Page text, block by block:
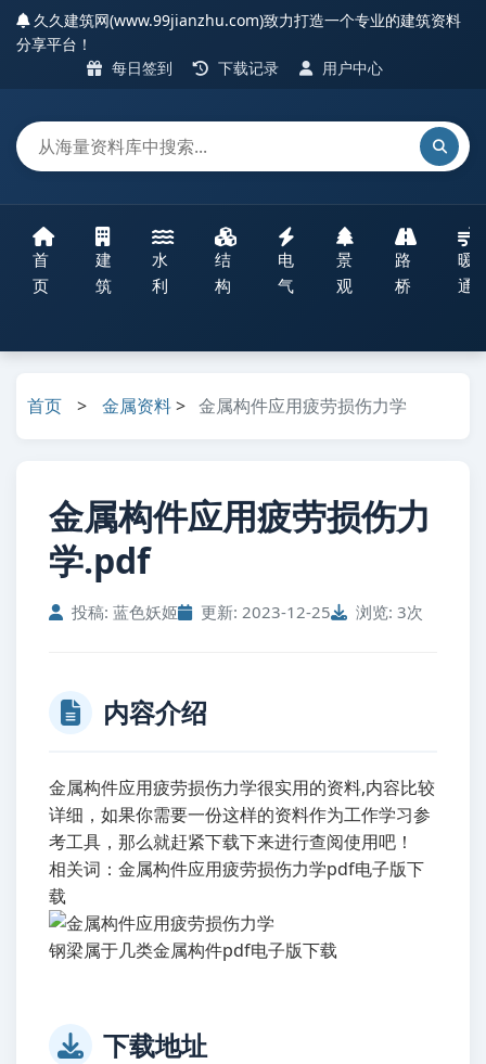
久久建筑网(www.99jianzhu.com)致力打造一个专业的建筑资料
分享平台！
每日签到
下载记录 用户中心
首
页
建
筑
水
利
结
构
电
气
景
观
路
桥
暖
通
首页 > 金属资料> 金属构件应用疲劳损伤力学
金属构件应用疲劳损伤力
学.pdf
投稿: 蓝色妖姬 更新: 2023-12-25 浏览: 3次
内容介绍
金属构件应用疲劳损伤力学很实用的资料,内容比较
详细，如果你需要一份这样的资料作为工作学习参
考工具，那么就赶紧下载下来进行查阅使用吧！
相关词：金属构件应用疲劳损伤力学pdf电子版下
载
钢梁属于几类金属构件pdf电子版下载
下载地址